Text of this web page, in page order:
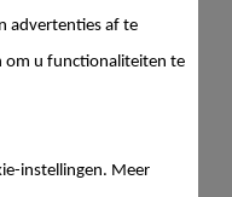
advertenties af te
om u functionaliteiten te
instellingen. Meer